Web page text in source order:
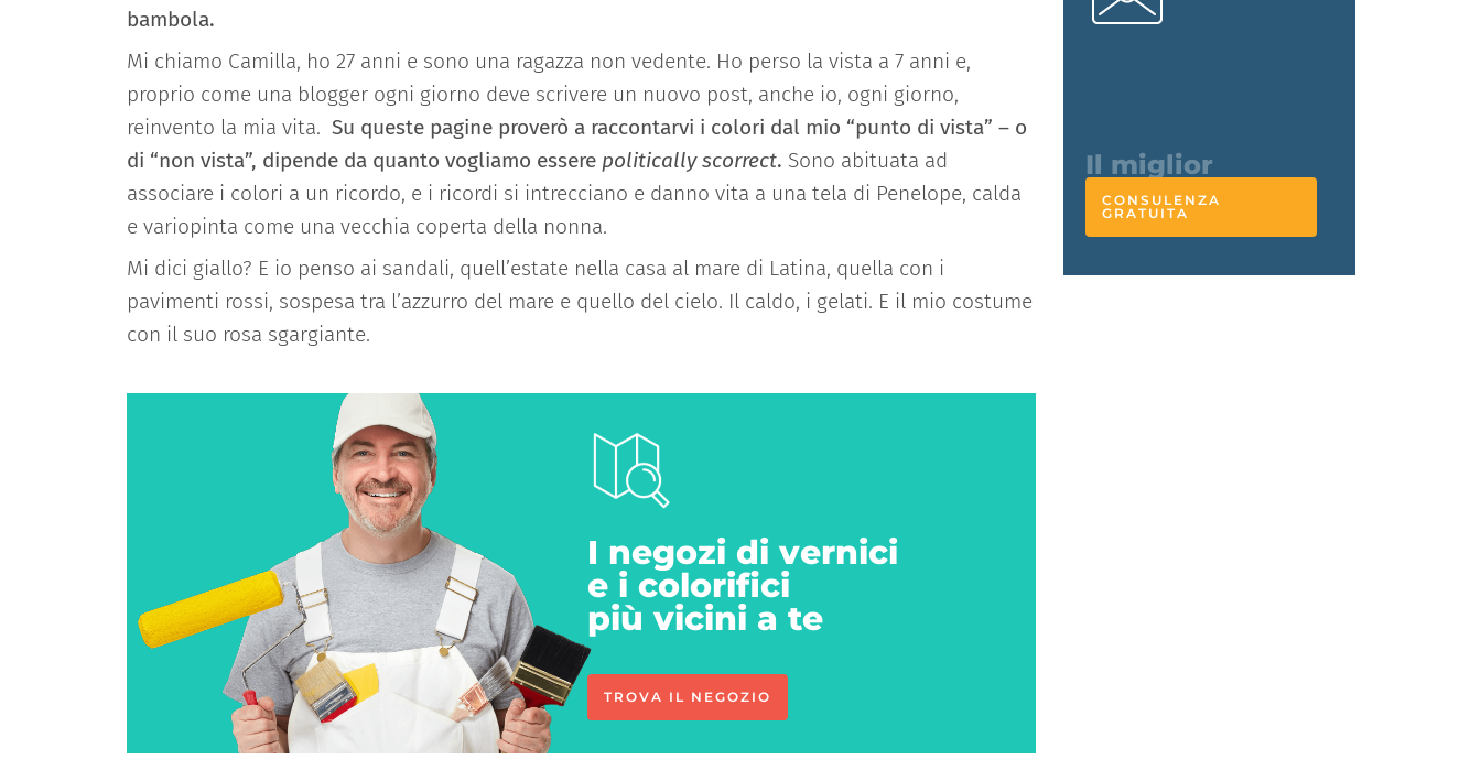
bambola.
Mi chiamo Camilla, ho 27 anni e sono una ragazza non vedente. Ho perso la vista a 7 anni e,
proprio come una blogger ogni giorno deve scrivere un nuovo post, anche io, ogni giorno,
reinvento la mia vita. Su queste pagine proverò a raccontarvi i colori dal mio “punto di vista” – o
di “non vista”, dipende da quanto vogliamo essere politically scorrect. Sono abituata ad
associare i colori a un ricordo, e i ricordi si intrecciano e danno vita a una tela di Penelope, calda
e variopinta come una vecchia coperta della nonna.
Mi dici giallo? E io penso ai sandali, quell’estate nella casa al mare di Latina, quella con i
pavimenti rossi, sospesa tra l’azzurro del mare e quello del cielo. Il caldo, i gelati. E il mio costume
con il suo rosa sgargiante.
I negozi di vernici
e i colorifici
più vicini a te
TROVA IL NEGOZIO
CONSULENZA
GRATUITA